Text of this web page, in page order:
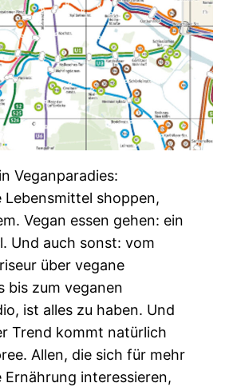
Veganparadies:
Lebensmittel shoppen,
Vegan essen gehen: ein
Und auch sonst: vom
über vegane
bis zum veganen
ist alles zu haben. Und
Trend kommt natürlich
Allen, die sich für mehr
Ernährung interessieren,